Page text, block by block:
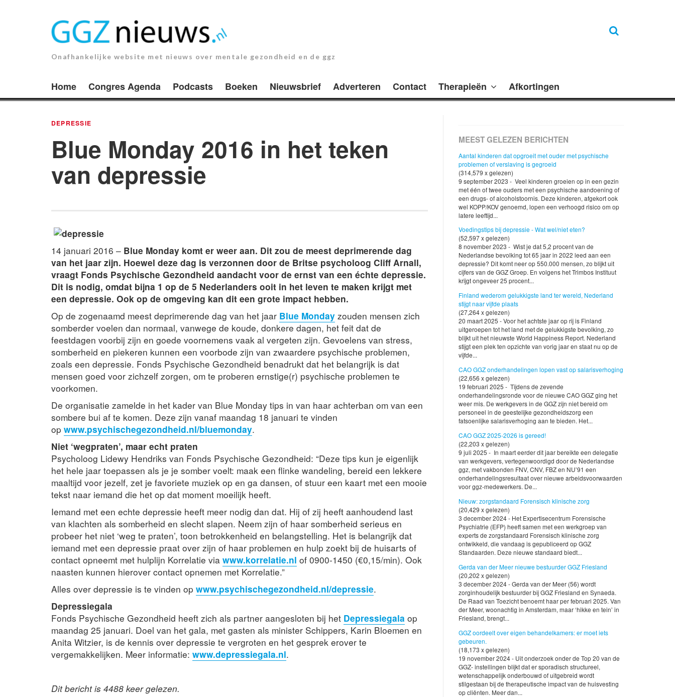
Onafhankelijke website met nieuws over mentale gezondheid en de ggz
Home Congres Agenda Podcasts Boeken Nieuwsbrief Adverteren Contact Therapieën Afkortingen
DEPRESSIE
Blue Monday 2016 in het teken
van depressie
14 januari 2016 – Blue Monday komt er weer aan. Dit zou de meest deprimerende dag
van het jaar zijn. Hoewel deze dag is verzonnen door de Britse psycholoog Cliff Arnall,
vraagt Fonds Psychische Gezondheid aandacht voor de ernst van een échte depressie.
Dit is nodig, omdat bijna 1 op de 5 Nederlanders ooit in het leven te maken krijgt met
een depressie. Ook op de omgeving kan dit een grote impact hebben.
Op de zogenaamd meest deprimerende dag van het jaar Blue Monday zouden mensen zich
somberder voelen dan normaal, vanwege de koude, donkere dagen, het feit dat de
feestdagen voorbij zijn en goede voornemens vaak al vergeten zijn. Gevoelens van stress,
somberheid en piekeren kunnen een voorbode zijn van zwaardere psychische problemen,
zoals een depressie. Fonds Psychische Gezondheid benadrukt dat het belangrijk is dat
mensen goed voor zichzelf zorgen, om te proberen ernstige(r) psychische problemen te
voorkomen.
De organisatie zamelde in het kader van Blue Monday tips in van haar achterban om van een
sombere bui af te komen. Deze zijn vanaf maandag 18 januari te vinden
op www.psychischegezondheid.nl/bluemonday.
Niet ‘wegpraten’, maar echt praten
Psycholoog Lidewy Hendriks van Fonds Psychische Gezondheid: “Deze tips kun je eigenlijk
het hele jaar toepassen als je je somber voelt: maak een flinke wandeling, bereid een lekkere
maaltijd voor jezelf, zet je favoriete muziek op en ga dansen, of stuur een kaart met een mooie
tekst naar iemand die het op dat moment moeilijk heeft.
Iemand met een echte depressie heeft meer nodig dan dat. Hij of zij heeft aanhoudend last
van klachten als somberheid en slecht slapen. Neem zijn of haar somberheid serieus en
probeer het niet ‘weg te praten’, toon betrokkenheid en belangstelling. Het is belangrijk dat
iemand met een depressie praat over zijn of haar problemen en hulp zoekt bij de huisarts of
contact opneemt met hulplijn Korrelatie via www.korrelatie.nl of 0900-1450 (€0,15/min). Ook
naasten kunnen hierover contact opnemen met Korrelatie.”
Alles over depressie is te vinden op www.psychischegezondheid.nl/depressie.
Depressiegala
Fonds Psychische Gezondheid heeft zich als partner aangesloten bij het Depressiegala op
maandag 25 januari. Doel van het gala, met gasten als minister Schippers, Karin Bloemen en
Anita Witzier, is de kennis over depressie te vergroten en het gesprek erover te
vergemakkelijken. Meer informatie: www.depressiegala.nl.
Dit bericht is 4488 keer gelezen.
MEEST GELEZEN BERICHTEN
Aantal kinderen dat opgroeit met ouder met psychische
problemen of verslaving is gegroeid
(314,579 x gelezen)
9 september 2023 - Veel kinderen groeien op in een gezin
met één of twee ouders met een psychische aandoening of
een drugs- of alcoholstoornis. Deze kinderen, afgekort ook
wel KOPP/KOV genoemd, lopen een verhoogd risico om op
latere leeftijd...
Voedingstips bij depressie - Wat wel/niet eten?
(52,597 x gelezen)
8 november 2023 - Wist je dat 5,2 procent van de
Nederlandse bevolking tot 65 jaar in 2022 leed aan een
depressie? Dit komt neer op 550.000 mensen, zo blijkt uit
cijfers van de GGZ Groep. En volgens het Trimbos Instituut
krijgt ongeveer 25 procent...
Finland wederom gelukkigste land ter wereld, Nederland
stijgt naar vijfde plaats
(27,264 x gelezen)
20 maart 2025 - Voor het achtste jaar op rij is Finland
uitgeroepen tot het land met de gelukkigste bevolking, zo
blijkt uit het nieuwste World Happiness Report. Nederland
stijgt een plek ten opzichte van vorig jaar en staat nu op de
vijfde...
CAO GGZ onderhandelingen lopen vast op salarisverhoging
(22,656 x gelezen)
19 februari 2025 - Tijdens de zevende
onderhandelingsronde voor de nieuwe CAO GGZ ging het
weer mis. De werkgevers in de GGZ zijn niet bereid om
personeel in de geestelijke gezondheidszorg een
fatsoenlijke salarisverhoging aan te bieden. Het...
CAO GGZ 2025-2026 is gereed!
(22,203 x gelezen)
9 juli 2025 - In maart eerder dit jaar bereikte een delegatie
van werkgevers, vertegenwoordigd door de Nederlandse
ggz, met vakbonden FNV, CNV, FBZ en NU’91 een
onderhandelingsresultaat over nieuwe arbeidsvoorwaarden
voor ggz-medewerkers. De...
Nieuw: zorgstandaard Forensisch klinische zorg
(20,429 x gelezen)
3 december 2024 - Het Expertisecentrum Forensische
Psychiatrie (EFP) heeft samen met een werkgroep van
experts de zorgstandaard Forensisch klinische zorg
ontwikkeld, die vandaag is gepubliceerd op GGZ
Standaarden. Deze nieuwe standaard biedt...
Gerda van der Meer nieuwe bestuurder GGZ Friesland
(20,202 x gelezen)
3 december 2024 - Gerda van der Meer (56) wordt
zorginhoudelijk bestuurder bij GGZ Friesland en Synaeda.
De Raad van Toezicht benoemt haar per februari 2025. Van
der Meer, woonachtig in Amsterdam, maar ‘hikke en tein’ in
Friesland, brengt...
GGZ oordeelt over eigen behandelkamers: er moet iets
gebeuren.
(18,173 x gelezen)
19 november 2024 - Uit onderzoek onder de Top 20 van de
GGZ- instellingen blijkt dat er sporadisch structureel,
wetenschappelijk onderbouwd of uitgebreid wordt
stilgestaan bij de therapeutische impact van de huisvesting
op cliënten. Meer dan...